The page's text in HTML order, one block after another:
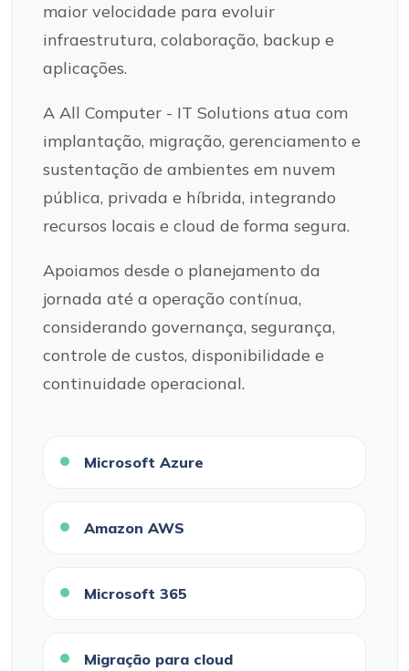
maior velocidade para evoluir
infraestrutura, colaboração, backup e
aplicações.
A All Computer - IT Solutions atua com
implantação, migração, gerenciamento e
sustentação de ambientes em nuvem
pública, privada e híbrida, integrando
recursos locais e cloud de forma segura.
Apoiamos desde o planejamento da
jornada até a operação contínua,
considerando governança, segurança,
controle de custos, disponibilidade e
continuidade operacional.
Microsoft Azure
Amazon AWS
Microsoft 365
Migração para cloud